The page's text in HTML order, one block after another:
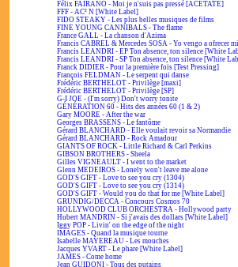
Félix FAIRANO - Moi je n'suis pas pressé [ACÉTATE]
FFF - AC² N [White Label]
FIDO STEAKY - Les plus belles musiques de films
FINE YOUNG CANNIBALS - The flame
France GALL - La chanson d'Azima
Francis CABREL & Mercedes SOSA - Yo vengo a ofrecer
Francis LEANDRI - EP Ton absence, ton silence [White
Francis LEANDRI - SP Ton absence, ton silence [White
Franck DIDIER - Pour la première fois [Test Pressing]
François FELDMAN - Le serpent qui danse
Frédéric BERTHELOT - Privilège [maxi]
Frédéric BERTHELOT - Privilège [SP]
G-I JOE - (I'm sorry) Don't worry tonite
GÉNÉRATION 60 - Hits des années 60 (1 & 2)
Gary MOORE - After the war
Georges BRASSENS - Le fantôme
Gérard BLANCHARD - Elle voulait revoir sa Normandie
Gérard BLANCHARD - Rock Amadour
GIANTS OF ROCK - Little Richard & Carl Perkins
GIBSON BROTHERS - Sheela
Gilles VIGNEAULT - I went to the market
Glenn MEDEIROS - Lonely won't leave me alone
GOD'S GIFT - Love to see you cry (1304)
GOD'S GIFT - Love to see you cry (1314)
GOD'S GIFT - Would you do that for me [White Label]
GRUNDIG/DECCA - Concours Cosmos 70
HOLLYWOOD CLUB ORCHESTRA - Hollywood party
Hubert MANDRIN - Si j'avais des dollars [White Label]
Iggy POP - Livin' on the edge of the night
IMAGES - Quand la musique tourne
Isabelle MAYEREAU - Les mouches
Jacques YVART - Le phare [White Label]
JAMES - Come home
Jean GUIDONI - Tous des putains